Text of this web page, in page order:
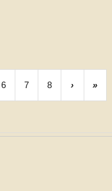
6 7 8 › »